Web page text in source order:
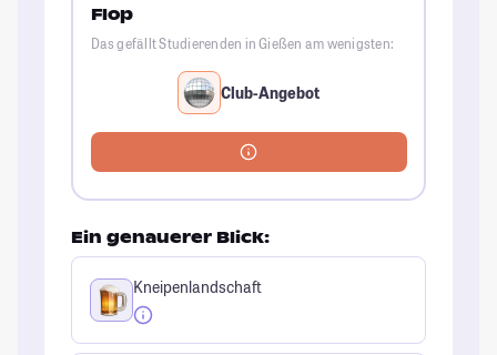
Flop
Das gefällt Studierenden in Gießen am wenigsten:
Club-Angebot
Ein genauerer Blick:
Kneipenlandschaft